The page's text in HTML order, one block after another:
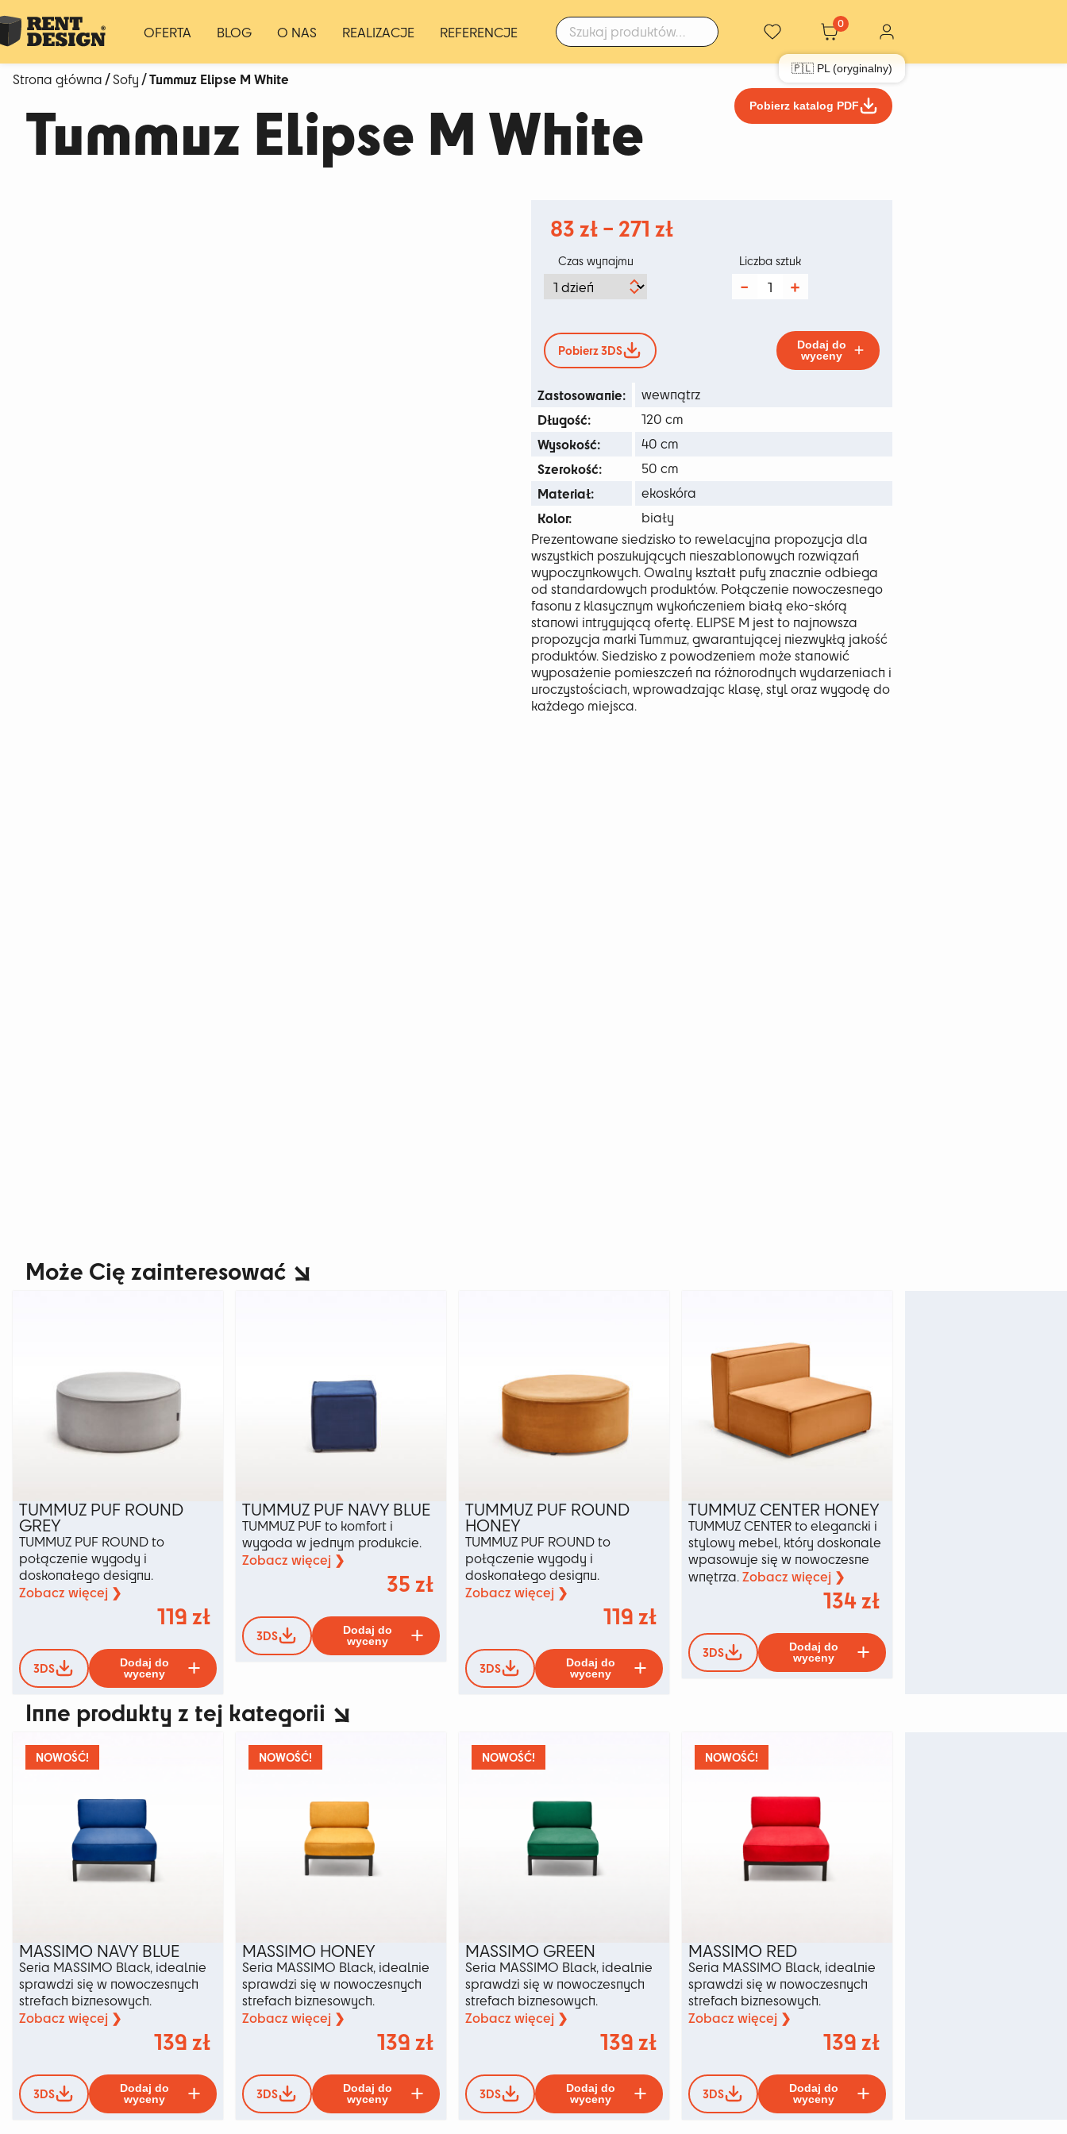
Szukaj:
OFERTA BLOG O NAS REALIZACJE REFERENCJE
0
🇵🇱 PL (oryginalny)
Strona główna/Sofy/ Tummuz Elipse M White
Tummuz Elipse M White Pobierz katalog PDF
83 zł– 271 złZakres
Czas wynajmu
ilość
White
Liczba sztuk
Pobierz 3DS
Dodaj do
wyceny
Zastosowanie: wewnątrz
Długość: 120 cm
Wysokość: 40 cm
Szerokość: 50 cm
Materiał: ekoskóra
Kolor:
biały
Prezentowane siedzisko to rewelacyjna propozycja dla
wszystkich poszukujących nieszablonowych rozwiązań
wypoczynkowych. Owalny kształt pufy znacznie odbiega
od standardowych produktów. Połączenie nowoczesnego
fasonu z klasycznym wykończeniem białą eko-skórą
stanowi intrygującą ofertę. ELIPSE M jest to najnowsza
propozycja marki Tummuz, gwarantującej niezwykłą jakość
produktów. Siedzisko z powodzeniem może stanowić
wyposażenie pomieszczeń na różnorodnych wydarzeniach i
uroczystościach, wprowadzając klasę, styl oraz wygodę do
każdego miejsca.
Może Cię zainteresować
TUMMUZ PUF ROUND
GREY
TUMMUZ PUF ROUND to
połączenie wygody i
doskonałego designu.
Zobacz więcej ❯
119 zł
3DS
Dodaj do
wyceny
Ten
produkt
wiele
wariantów.
wybrać
TUMMUZ PUF NAVY BLUE
TUMMUZ PUF to komfort i
wygoda w jednym produkcie.
Zobacz więcej ❯
35 zł
3DS
Dodaj do
wyceny
Ten
produkt
wiele
wariantów.
stronie
TUMMUZ PUF ROUND
HONEY
TUMMUZ PUF ROUND to
połączenie wygody i
doskonałego designu.
Zobacz więcej ❯
119 zł
3DS
Dodaj do
wyceny
Ten
produkt
wybrać
TUMMUZ CENTER HONEY
TUMMUZ CENTER to elegancki i
stylowy mebel, który doskonale
wpasowuje się w nowoczesne
wnętrza. Zobacz więcej ❯
134zł
3DS
Dodaj do
wyceny
Ten
produkt
Inne produkty z tej kategorii
NOWOŚĆ!
MASSIMO NAVY BLUE
Seria MASSIMO Black, idealnie
sprawdzi się w nowoczesnych
strefach biznesowych.
Zobacz więcej ❯
139 zł
3DS
Dodaj do
wyceny
Ten
produkt
NOWOŚĆ!
MASSIMO HONEY
Seria MASSIMO Black, idealnie
sprawdzi się w nowoczesnych
strefach biznesowych.
Zobacz więcej ❯
139 zł
3DS
Dodaj do
wyceny
Ten
produkt
NOWOŚĆ!
MASSIMO GREEN
Seria MASSIMO Black, idealnie
sprawdzi się w nowoczesnych
strefach biznesowych.
Zobacz więcej ❯
139 zł
3DS
Dodaj do
wyceny
Ten
produkt
NOWOŚĆ!
MASSIMO RED
Seria MASSIMO Black, idealnie
sprawdzi się w nowoczesnych
strefach biznesowych.
Zobacz więcej ❯
139 zł
3DS
Dodaj do
wyceny
Ten
produkt